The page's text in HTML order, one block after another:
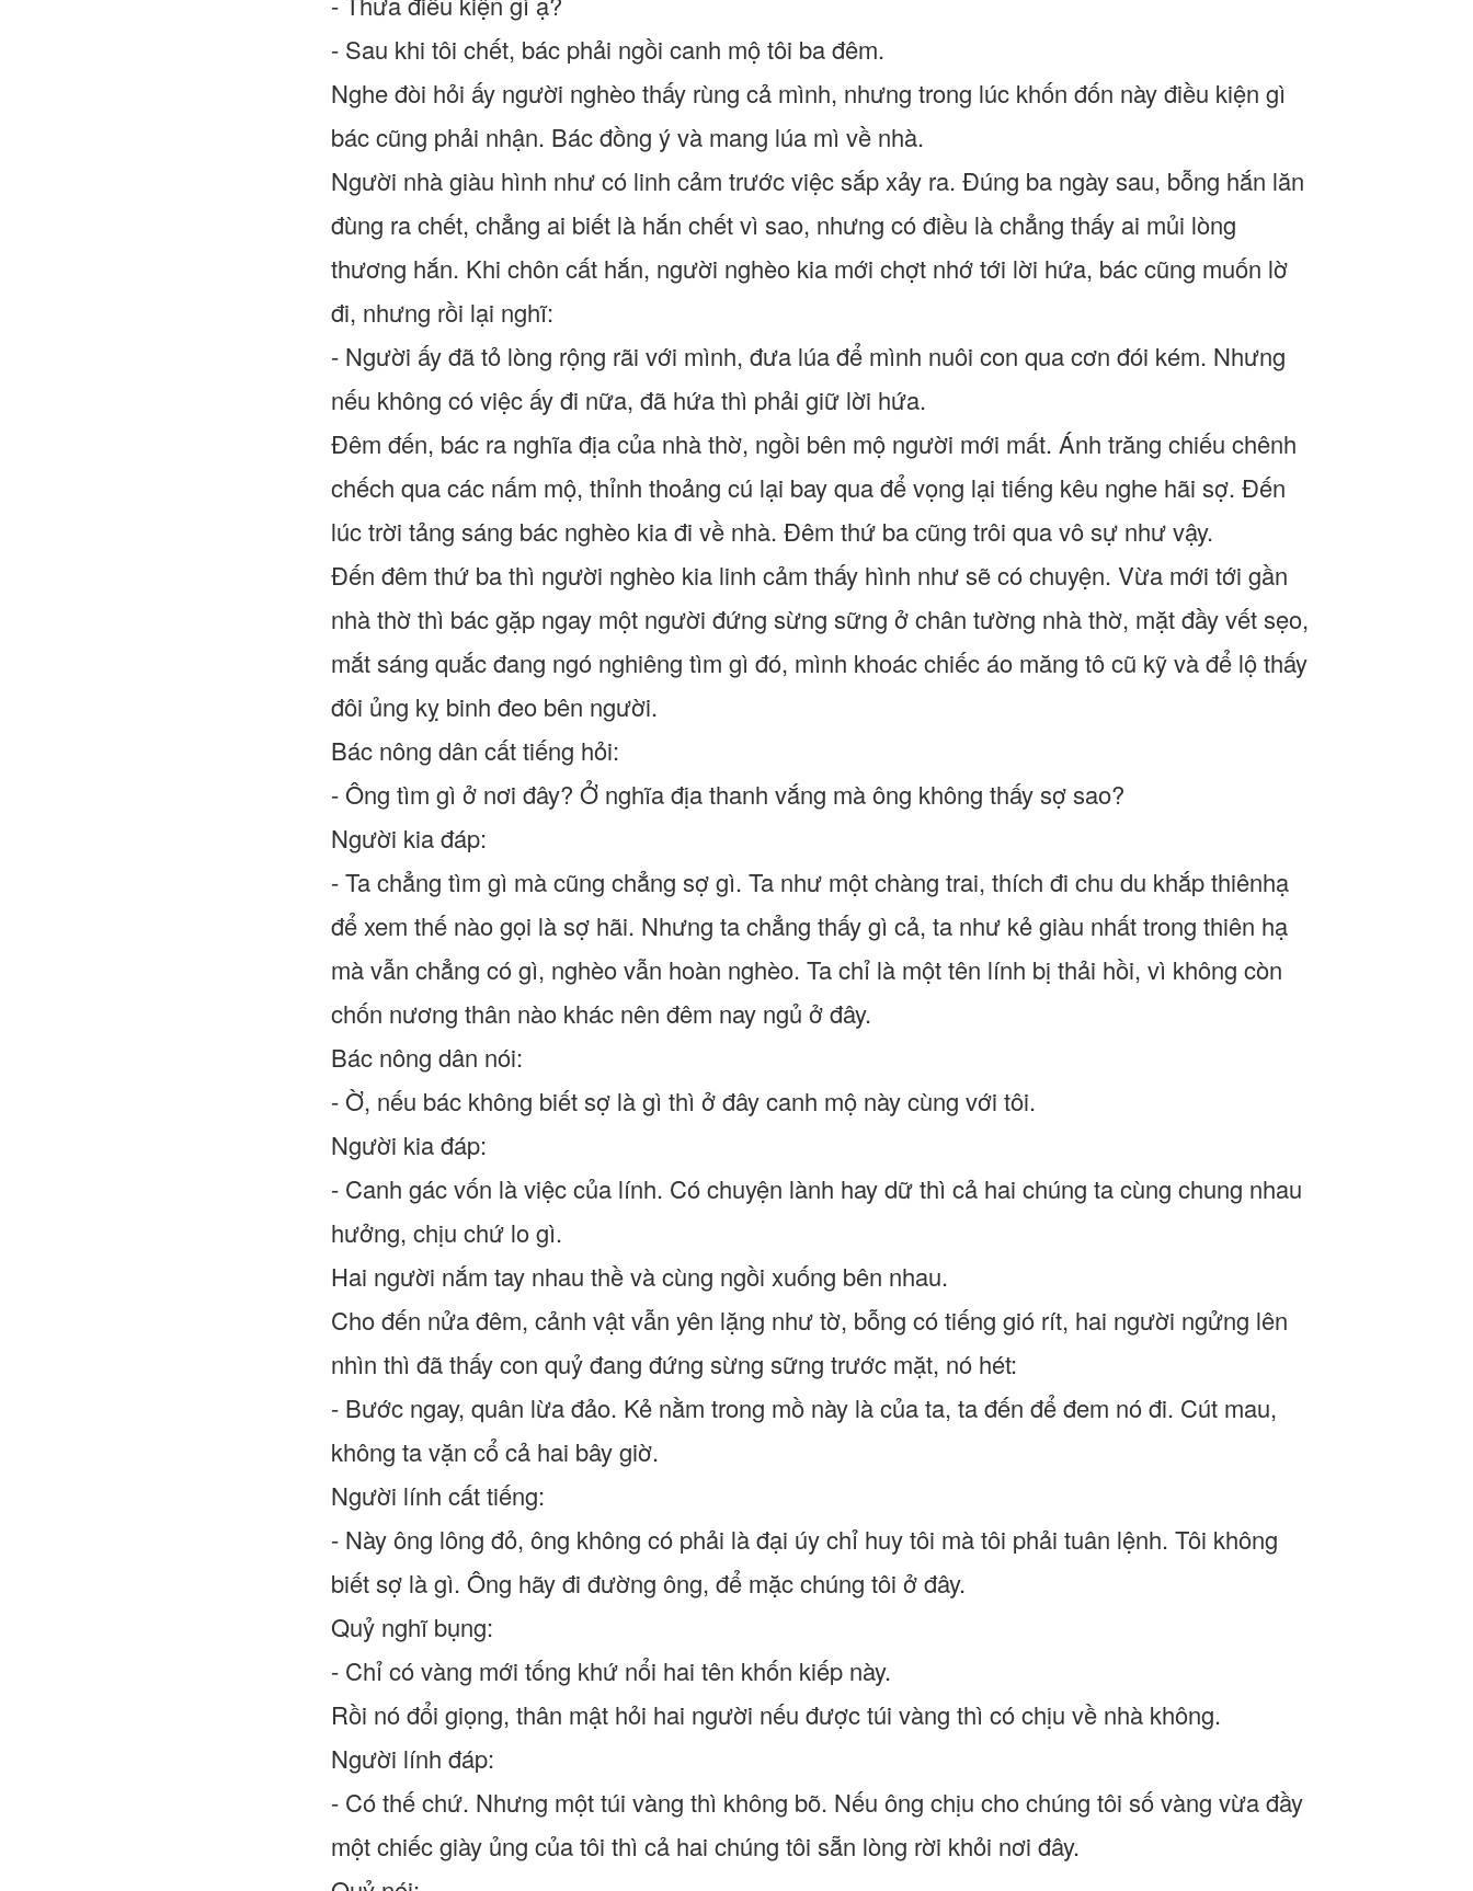
- Sau khi tôi chết, bác phải ngồi canh mộ tôi ba đêm.
Nghe đòi hỏi ấy người nghèo thấy rùng cả mình, nhưng trong lúc khốn đốn này điều kiện gì
bác cũng phải nhận. Bác đồng ý và mang lúa mì về nhà.
Người nhà giàu hình như có linh cảm trước việc sắp xảy ra. Đúng ba ngày sau, bỗng hắn lăn
đùng ra chết, chẳng ai biết là hắn chết vì sao, nhưng có điều là chẳng thấy ai mủi lòng
thương hắn. Khi chôn cất hắn, người nghèo kia mới chợt nhớ tới lời hứa, bác cũng muốn lờ
đi, nhưng rồi lại nghĩ:
- Người ấy đã tỏ lòng rộng rãi với mình, đưa lúa để mình nuôi con qua cơn đói kém. Nhưng
nếu không có việc ấy đi nữa, đã hứa thì phải giữ lời hứa.
Đêm đến, bác ra nghĩa địa của nhà thờ, ngồi bên mộ người mới mất. Ánh trăng chiếu chênh
chếch qua các nấm mộ, thỉnh thoảng cú lại bay qua để vọng lại tiếng kêu nghe hãi sợ. Đến
lúc trời tảng sáng bác nghèo kia đi về nhà. Đêm thứ ba cũng trôi qua vô sự như vậy.
Đến đêm thứ ba thì người nghèo kia linh cảm thấy hình như sẽ có chuyện. Vừa mới tới gần
nhà thờ thì bác gặp ngay một người đứng sừng sững ở chân tường nhà thờ, mặt đầy vết sẹo,
mắt sáng quắc đang ngó nghiêng tìm gì đó, mình khoác chiếc áo măng tô cũ kỹ và để lộ thấy
đôi ủng kỵ binh đeo bên người.
Bác nông dân cất tiếng hỏi:
- Ông tìm gì ở nơi đây? Ở nghĩa địa thanh vắng mà ông không thấy sợ sao?
Người kia đáp:
- Ta chẳng tìm gì mà cũng chẳng sợ gì. Ta như một chàng trai, thích đi chu du khắp thiênhạ
để xem thế nào gọi là sợ hãi. Nhưng ta chẳng thấy gì cả, ta như kẻ giàu nhất trong thiên hạ
mà vẫn chẳng có gì, nghèo vẫn hoàn nghèo. Ta chỉ là một tên lính bị thải hồi, vì không còn
chốn nương thân nào khác nên đêm nay ngủ ở đây.
Bác nông dân nói:
- Ờ, nếu bác không biết sợ là gì thì ở đây canh mộ này cùng với tôi.
Người kia đáp:
- Canh gác vốn là việc của lính. Có chuyện lành hay dữ thì cả hai chúng ta cùng chung nhau
hưởng, chịu chứ lo gì.
Hai người nắm tay nhau thề và cùng ngồi xuống bên nhau.
Cho đến nửa đêm, cảnh vật vẫn yên lặng như tờ, bỗng có tiếng gió rít, hai người ngửng lên
nhìn thì đã thấy con quỷ đang đứng sừng sững trước mặt, nó hét:
- Bước ngay, quân lừa đảo. Kẻ nằm trong mồ này là của ta, ta đến để đem nó đi. Cút mau,
không ta vặn cổ cả hai bây giờ.
Người lính cất tiếng:
- Này ông lông đỏ, ông không có phải là đại úy chỉ huy tôi mà tôi phải tuân lệnh. Tôi không
biết sợ là gì. Ông hãy đi đường ông, để mặc chúng tôi ở đây.
Quỷ nghĩ bụng:
- Chỉ có vàng mới tống khứ nổi hai tên khốn kiếp này.
Rồi nó đổi giọng, thân mật hỏi hai người nếu được túi vàng thì có chịu về nhà không.
Người lính đáp:
- Có thế chứ. Nhưng một túi vàng thì không bõ. Nếu ông chịu cho chúng tôi số vàng vừa đầy
một chiếc giày ủng của tôi thì cả hai chúng tôi sẵn lòng rời khỏi nơi đây.